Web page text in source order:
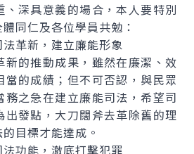
深具意義的場合，本人要特別
同仁及各位學員共勉：
新，建立廉能形象
的推動成果，雖然在廉潔、效
當的成績；但不可否認，與民眾
務之急在建立廉能司法，希望司
出發點，大刀闊斧去革除舊的理
目標才能達成。
能，澈底打擊犯罪